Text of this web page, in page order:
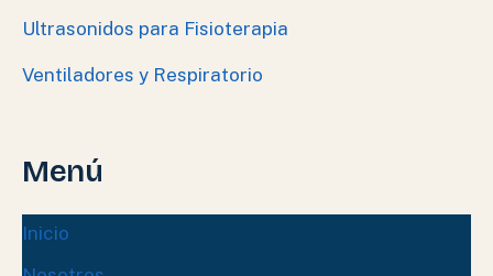
Ultrasonidos para Fisioterapia
Ventiladores y Respiratorio
Menú
Inicio